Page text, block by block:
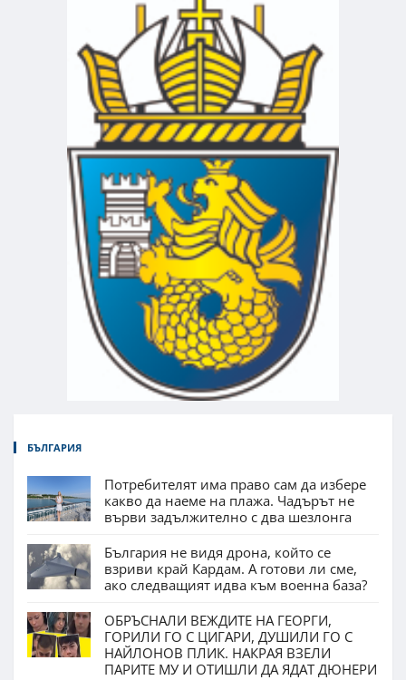
БЪЛГАРИЯ
Потребителят има право сам да избере
какво да наеме на плажа. Чадърът не
върви задължително с два шезлонга
България не видя дрона, който се
взриви край Кардам. А готови ли сме,
ако следващият идва към военна база?
ОБРЪСНАЛИ ВЕЖДИТЕ НА ГЕОРГИ,
ГОРИЛИ ГО С ЦИГАРИ, ДУШИЛИ ГО С
НАЙЛОНОВ ПЛИК. НАКРАЯ ВЗЕЛИ
ПАРИТЕ МУ И ОТИШЛИ ДА ЯДАТ ДЮНЕРИ